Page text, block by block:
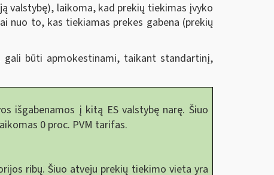
valstybę), laikoma, kad prekių tiekimas įvyko
nuo to, kas tiekiamas prekes gabena (prekių
būti apmokestinami, taikant standartinį,
išgabenamos į kitą ES valstybę narę. Šiuo
0 proc. PVM tarifas.
ribų. Šiuo atveju prekių tiekimo vieta yra